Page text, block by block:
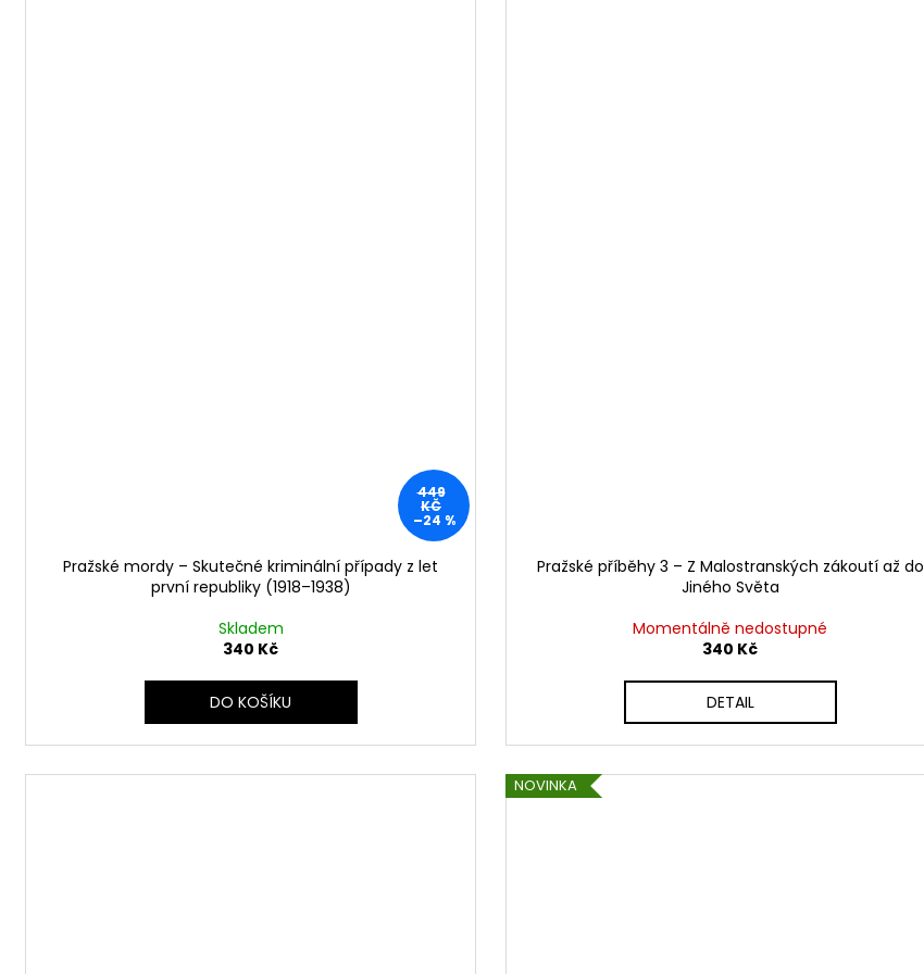
449
KČ
–24 %
Pražské mordy – Skutečné kriminální případy z let
první republiky (1918–1938)
Skladem
340 Kč
DO KOŠÍKU
Pražské příběhy 3 – Z Malostranských zákoutí až do
Jiného Světa
Momentálně nedostupné
340 Kč
DETAIL
NOVINKA